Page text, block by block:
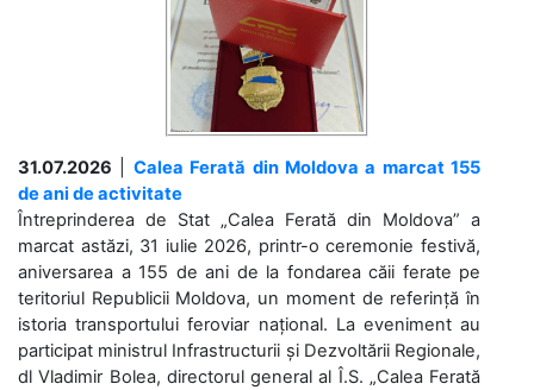
31.07.2026
Calea Ferată din Moldova a marcat 155
de ani de activitate
Întreprinderea de Stat „Calea Ferată din Moldova” a
marcat astăzi, 31 iulie 2026, printr-o ceremonie festivă,
aniversarea a 155 de ani de la fondarea căii ferate pe
teritoriul Republicii Moldova, un moment de referință în
istoria transportului feroviar național. La eveniment au
participat ministrul Infrastructurii și Dezvoltării Regionale,
dl Vladimir Bolea, directorul general al Î.S. „Calea Ferată